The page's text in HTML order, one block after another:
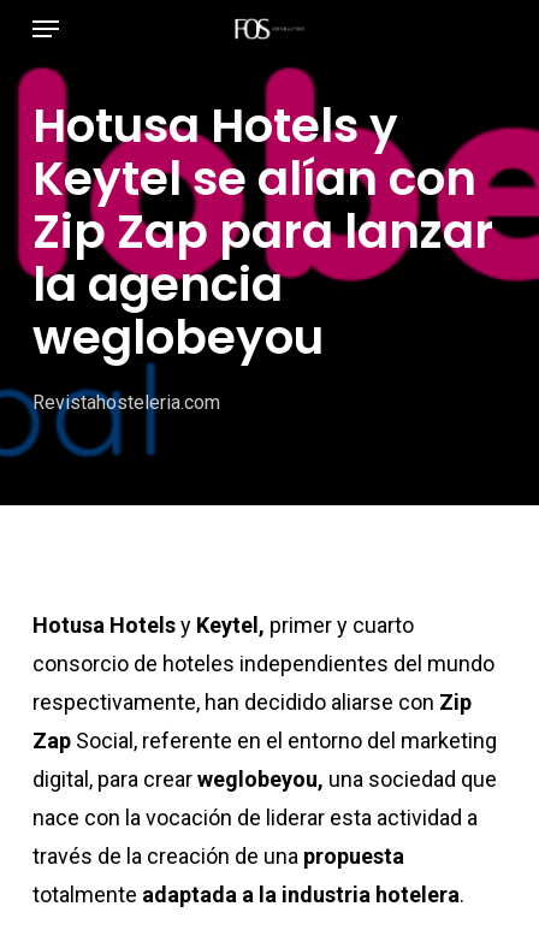
contenido
principal
Menú
Hotusa Hotels y
Keytel se alían con
Zip Zap para lanzar
la agencia
weglobeyou
Revistahosteleria.com
Hotusa Hotelsy Keytel, primer y cuarto
consorcio de hoteles independientes del mundo
respectivamente, han decidido aliarse con Zip
ZapSocial, referente en el entorno del marketing
digital, para crearweglobeyou, una sociedad que
nace con la vocación de liderar esta actividad a
través de la creación de una propuesta
totalmente adaptada a la industria hotelera.